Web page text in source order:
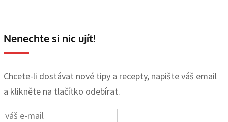
Nenechte si nic ujít!
Chcete-li dostávat nové tipy a recepty, napište váš email
a klikněte na tlačítko odebírat.